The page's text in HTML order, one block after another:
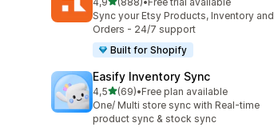
888 arvostelua yhteensä
Sync your Etsy Products, Inventory and
Orders - 24/7 support
Built for Shopify
Easify Inventory Sync
4,5/ 5 tähteä
(69)
69 arvostelua yhteensä
•Free plan available
One/ Multi store sync with Real-time
product sync & stock sync